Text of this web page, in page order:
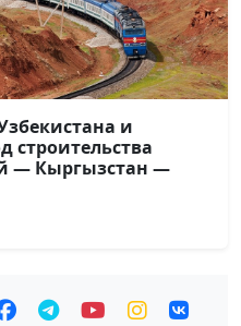
и
строительства
— Кыргызстан —